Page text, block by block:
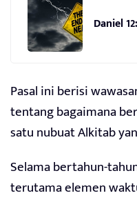
Daniel
Pasal ini berisi
tentang bagaimana
satu nubuat Alkitab
Selama bertahun-
terutama elemen